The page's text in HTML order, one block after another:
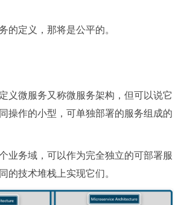
的定义，那将是公平的。
义微服务又称微服务架构，但可以说它
操作的小型，可单独部署的服务组成的
业务域，可以作为完全独立的可部署服
的技术堆栈上实现它们。